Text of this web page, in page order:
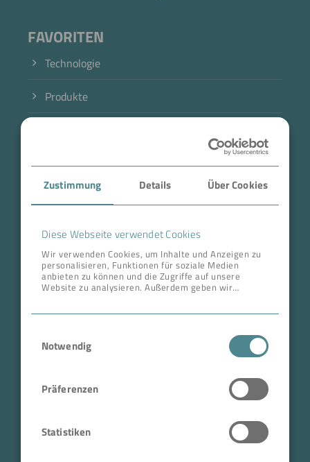
Zustimmung Details Über Cookies
Diese Webseite verwendet Cookies
Wir verwenden Cookies, um Inhalte und Anzeigen zu
personalisieren, Funktionen für soziale Medien
anbieten zu können und die Zugriffe auf unsere
Website zu analysieren. Außerdem geben wir
zusammen, die Sie ihnen bereitgestellt haben oder
die sie im Rahmen Ihrer Nutzung der Dienste
Notwendig
Präferenzen
Statistiken
FAVORITEN
Technologie
Produkte
Case Studies
Über BOKELA
Karriere
ANSCHRIFT ZENTRALE
Tullastr. 64 | 76131 Karlsruhe
Telefon +49 721 96456-0
Geschäftsführer: